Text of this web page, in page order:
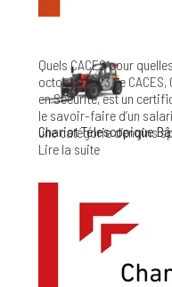
Chariot Télescopique
Quels CACES pour
octobre 2023Le
en Sécurité, est un
le savoir-faire d’un
une catégorie d’engins
Lire la suite